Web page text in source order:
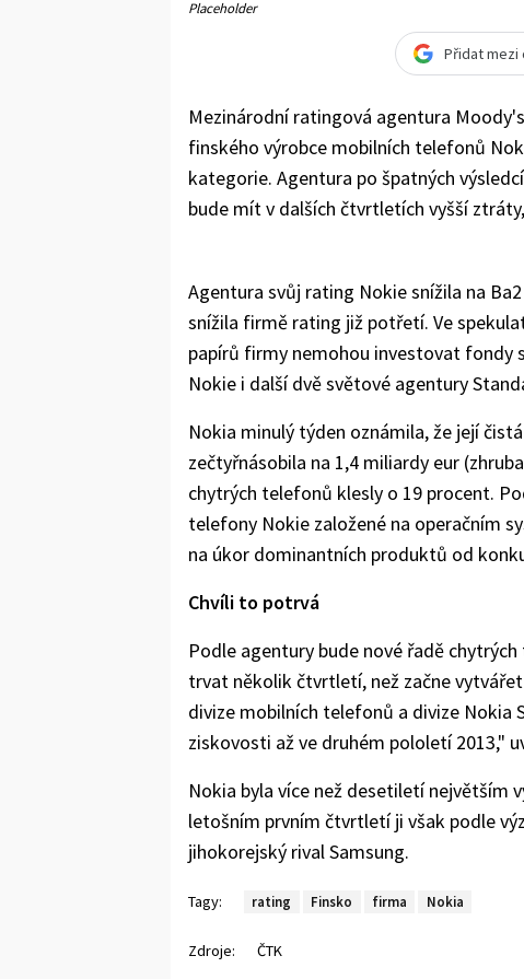
Placeholder
Přidat mezi
Mezinárodní ratingová agentura
finského výrobce mobilních telefonů
kategorie. Agentura po špatných
bude mít v dalších čtvrtletích vyšší
Agentura svůj rating Nokie snížila na
snížila firmě rating již potřetí. Ve
papírů firmy nemohou investovat fondy
Nokie i další dvě světové agentury
Nokia minulý týden oznámila, že její
zečtyřnásobila na 1,4 miliardy eur
chytrých telefonů klesly o 19 procent.
telefony Nokie založené na operačním
na úkor dominantních produktů od
Chvíli to potrvá
Podle agentury bude nové řadě
trvat několik čtvrtletí, než začne
divize mobilních telefonů a divize Nokia
ziskovosti až ve druhém pololetí 2013,"
Nokia byla více než desetiletí největším
letošním prvním čtvrtletí ji však podle
jihokorejský rival Samsung.
Tagy: rating Finsko firma Nokia
Zdroje: ČTK